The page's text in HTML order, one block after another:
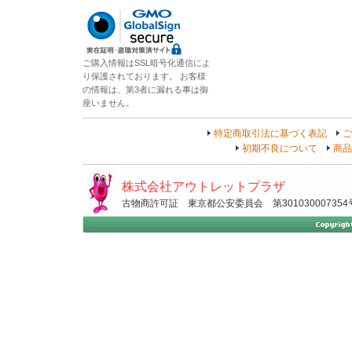
ご購入情報はSSL暗号化通信によ
り保護されております。 お客様
の情報は、第3者に漏れる事は御
座いません。
特定商取引法に基づく表記
初期不良について
商
株式会社アウトレットプラザ
古物商許可証 東京都公安委員会 第301030007354